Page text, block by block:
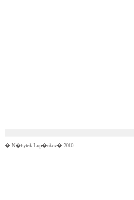
� N�bytek Lup�nkov� 2010